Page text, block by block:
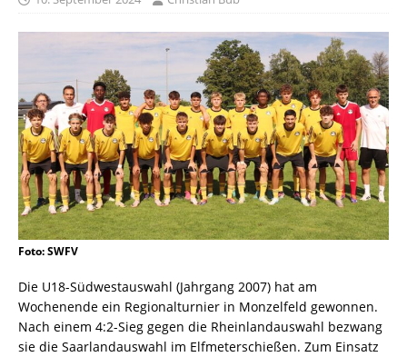
Foto: SWFV
Die U18-Südwestauswahl (Jahrgang 2007) hat am
Wochenende ein Regionalturnier in Monzelfeld gewonnen.
Nach einem 4:2-Sieg gegen die Rheinlandauswahl bezwang
sie die Saarlandauswahl im Elfmeterschießen. Zum Einsatz